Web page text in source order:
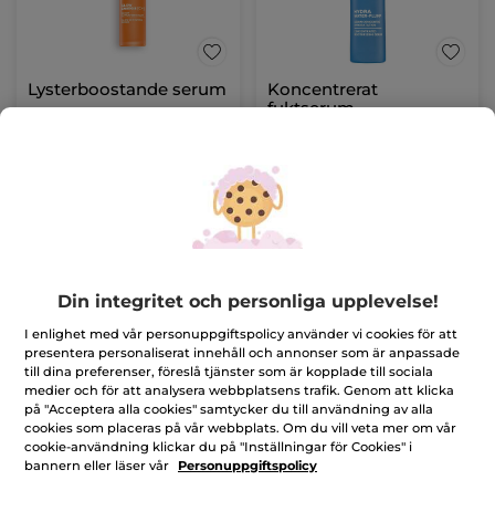
Lysterboostande serum
VARUKORGEN
Koncentrerat
fuktserum
449,00 Kr
VARUKORGEN
Din integritet och personliga upplevelse!
I enlighet med vår personuppgiftspolicy använder vi cookies för att
presentera personaliserat innehåll och annonser som är anpassade
till dina preferenser, föreslå tjänster som är kopplade till sociala
medier och för att analysera webbplatsens trafik. Genom att klicka
på "Acceptera alla cookies" samtycker du till användning av alla
cookies som placeras på vår webbplats. Om du vill veta mer om vår
cookie-användning klickar du på "Inställningar för Cookies" i
bannern eller läser vår
Personuppgiftspolicy